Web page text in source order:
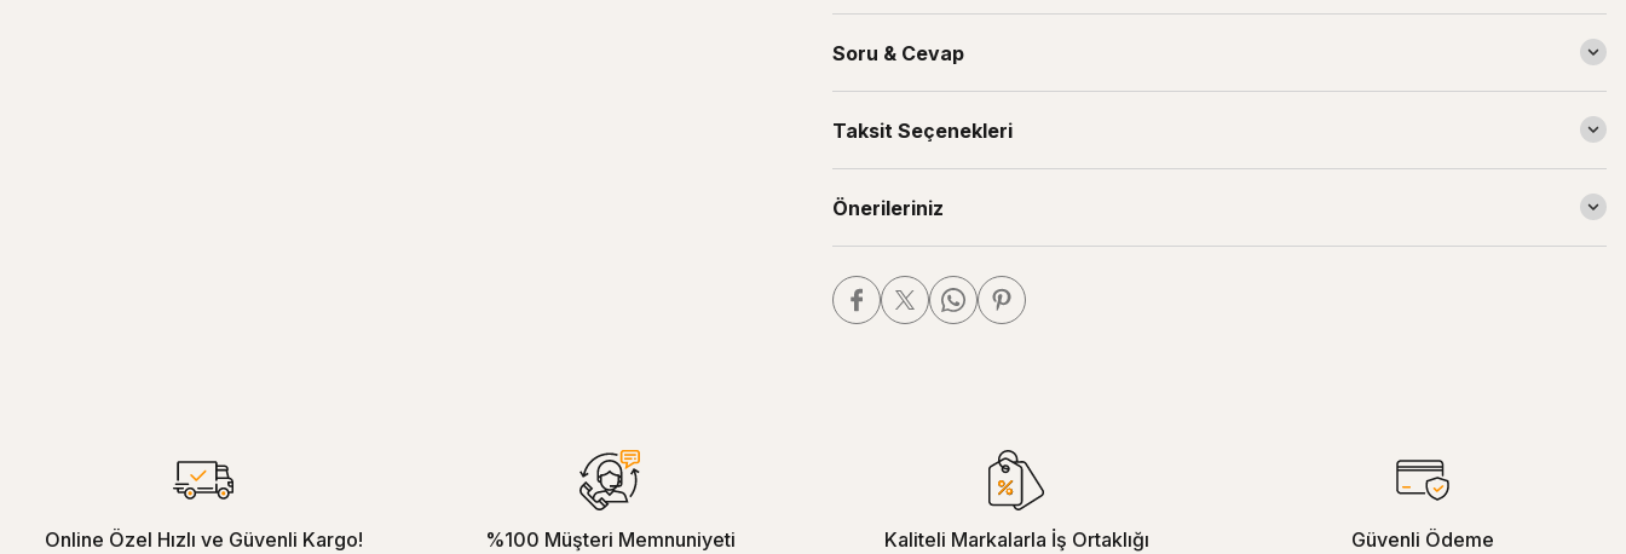
Soru & Cevap
Taksit Seçenekleri
Önerileriniz
Online Özel Hızlı ve Güvenli Kargo!
%100 Müşteri Memnuniyeti
Kaliteli Markalarla İş Ortaklığı
Güvenli Ödeme